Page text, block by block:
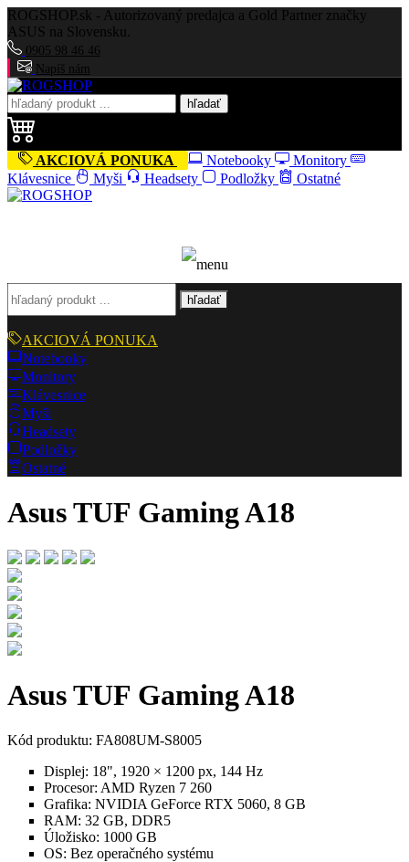
ROGSHOP.sk - Autorizovaný predajca a Gold Partner značky
ASUS na Slovensku.
0905 98 46 46
Napíš nám
hľadať
AKCIOVÁ PONUKA Notebooky
Monitory
Klávesnice
Myši Headsety Podložky Ostatné
hľadať
AKCIOVÁ PONUKA
Notebooky
Monitory
Klávesnice
Myši
Headsety
Podložky
Ostatné
Asus TUF Gaming A18
Asus TUF Gaming A18
Kód produktu: FA808UM-S8005
Displej: 18", 1920 × 1200 px, 144 Hz
Procesor: AMD Ryzen 7 260
Grafika: NVIDIA GeForce RTX 5060, 8 GB
RAM: 32 GB, DDR5
Úložisko: 1000 GB
OS: Bez operačného systému